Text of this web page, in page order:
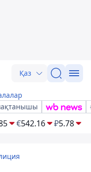
Қаз
€542.16 ₽5.78